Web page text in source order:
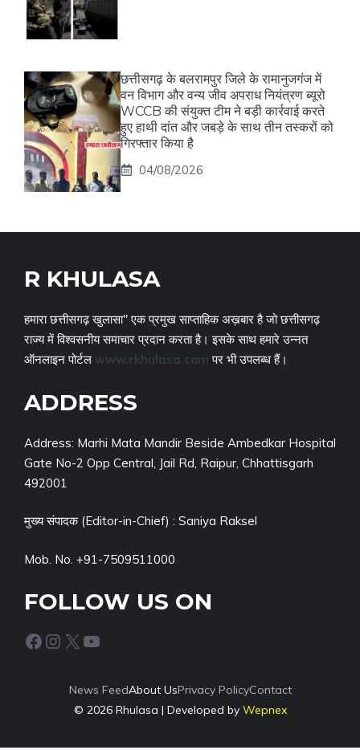
छत्तीसगढ़ के बलरामपुर जिले के रामानुजगंज में
वन विभाग और वन्य जीव अपराध नियंत्रण ब्यूरो
WCCB की संयुक्त टीम ने बड़ी कार्रवाई करते
हुए हाथी दांत और जबड़े के साथ तीन तस्करों को
गिरफ्तार किया है
04/08/2026
R KHULASA
हमारा छत्तीसगढ़ खुलासा" एक प्रमुख साप्ताहिक अख़बार है जो छत्तीसगढ़
राज्य में विश्वसनीय समाचार प्रदान करता है। इसके साथ हमारे उन्नत
ऑनलाइन पोर्टल www.rkhulasa.com पर भी उपलब्ध हैं।
ADDRESS
Address: Marhi Mata Mandir Beside Ambedkar Hospital
Gate No-2 Opp Central, Jail Rd, Raipur, Chhattisgarh
492001
मुख्य संपादक (Editor-in-Chief) : Saniya Raksel
Mob. No. +91-7509511000
FOLLOW US ON
Facebook Instagram X YouTube
News FeedAbout UsPrivacy PolicyContact
© 2026 Rhulasa | Developed by Wepnex